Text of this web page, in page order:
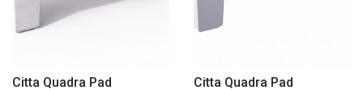
Citta Quadra Pad
Citta Quadra Pad